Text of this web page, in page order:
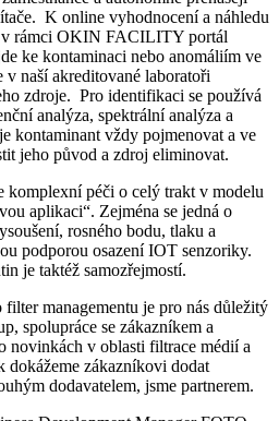
K online vyhodnocení a náhledu
v rámci OKIN FACILITY portál
ke kontaminaci nebo anomáliím ve
naší akreditované laboratoři
zdroje. Pro identifikaci se používá
analýza, spektrální analýza a
kontaminant vždy pojmenovat a ve
jeho původ a zdroj eliminovat.
komplexní péči o celý trakt v modelu
aplikaci“. Zejména se jedná o
rosného bodu, tlaku a
podporou osazení IOT senzoriky.
je taktéž samozřejmostí.
managementu je pro nás důležitý
spolupráce se zákazníkem a
novinkách v oblasti filtrace médií a
dokážeme zákazníkovi dodat
dodavatelem, jsme partnerem.